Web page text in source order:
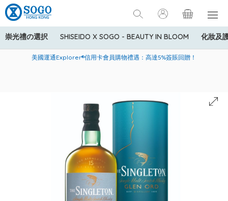
崇光禮の選択 SHISEIDO X SOGO - BEAUTY IN BLOOM 化妝及
美國運通Explorer®信用卡會員購物禮遇：高達5%簽賬回贈！
購買一般貨品(冷凍食品除外)滿$600，可享免費送貨服務
寄送中國內地服務只適用於指定商品，若訂單金額少於HK$600(折